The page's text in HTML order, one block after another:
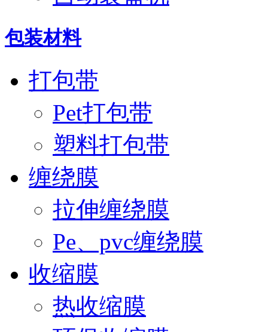
包装材料
打包带
Pet打包带
塑料打包带
缠绕膜
拉伸缠绕膜
Pe、pvc缠绕膜
收缩膜
热收缩膜